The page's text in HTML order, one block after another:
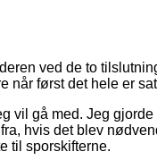
ved de to
når først det hele er
vil gå med. Jeg
hvis det blev
til sporskifterne.